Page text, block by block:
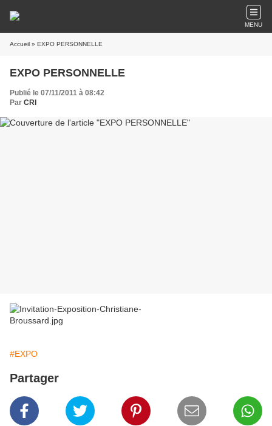
MENU
Accueil » EXPO PERSONNELLE
EXPO PERSONNELLE
Publié le 07/11/2011 à 08:42
Par CRI
#EXPO
Partager